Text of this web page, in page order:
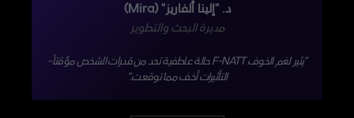
د. "إلينا ألفاريز" (Mira)
مديرة البحث والتطوير
"يثير لغم الخوف F-NATT حالة عاطفية تحد من قدرات الشخص مؤقتاً-
التأثيرات أخف مما توقعت."